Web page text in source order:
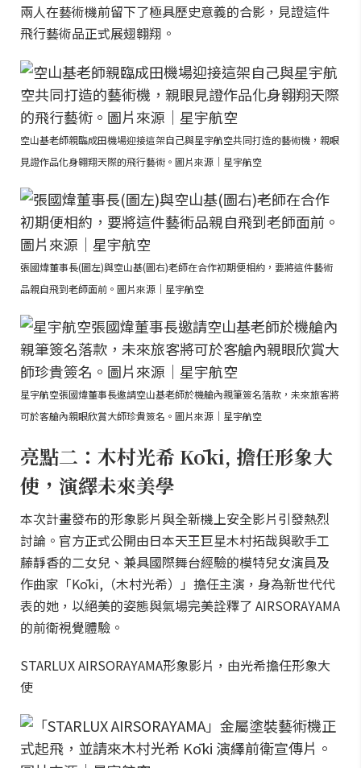
兩人在藝術機前留下了極具歷史意義的合影，見證這件
飛行藝術品正式展翅翱翔。
空山基老師親臨成田機場迎接這架自己與星宇航空共同打造的藝術機，親眼
見證作品化身翱翔天際的飛行藝術。圖片來源｜星宇航空
張國煒董事長(圖左)與空山基(圖右)老師在合作初期便相約，要將這件藝術
品親自飛到老師面前。圖片來源｜星宇航空
星宇航空張國煒董事長邀請空山基老師於機艙內親筆簽名落款，未來旅客將
可於客艙內親眼欣賞大師珍貴簽名。圖片來源｜星宇航空
亮點二：木村光希 Kōki, 擔任形象大
使，演繹未來美學
本次計畫發布的形象影片與全新機上安全影片引發熱烈
討論。官方正式公開由日本天王巨星木村拓哉與歌手工
藤靜香的二女兒、兼具國際舞台經驗的模特兒女演員及
作曲家「Kōki,（木村光希）」擔任主演，身為新世代代
表的她，以絕美的姿態與氣場完美詮釋了 AIRSORAYAMA
的前衛視覺體驗。
STARLUX AIRSORAYAMA形象影片，由光希擔任形象大
使